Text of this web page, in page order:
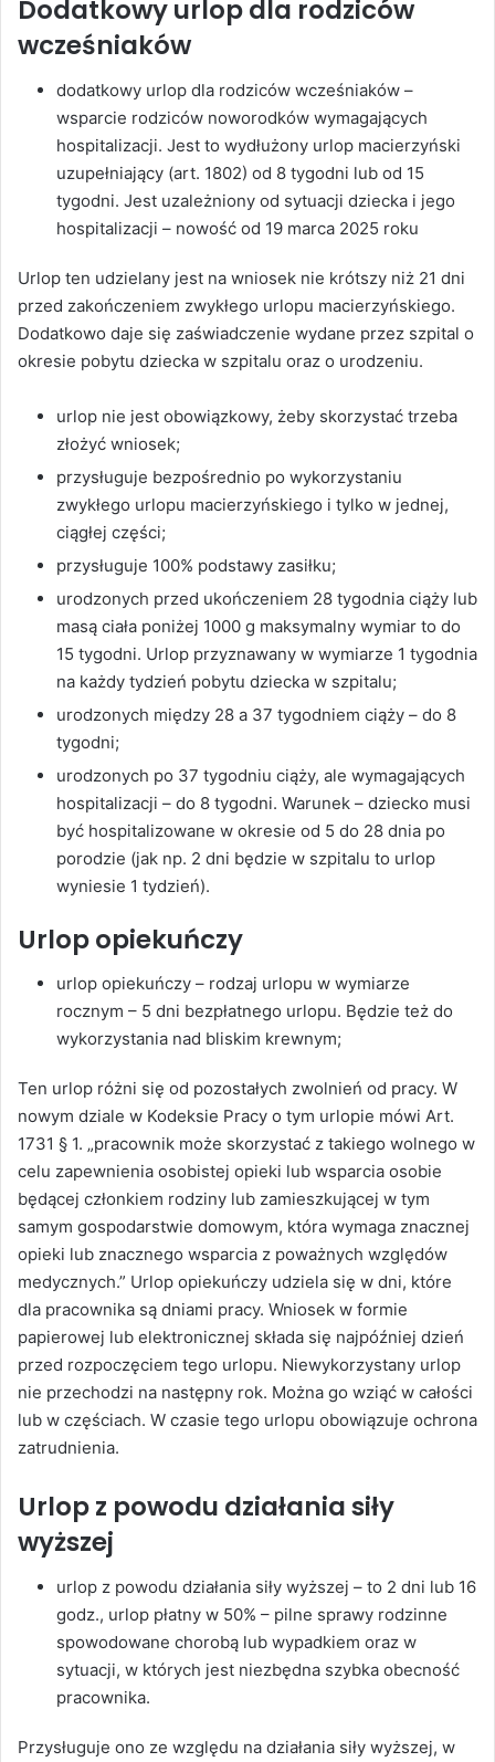
Dodatkowy urlop dla rodziców
wcześniaków
dodatkowy urlop dla rodziców wcześniaków –
wsparcie rodziców noworodków wymagających
hospitalizacji. Jest to wydłużony urlop macierzyński
uzupełniający (art. 1802) od 8 tygodni lub od 15
tygodni. Jest uzależniony od sytuacji dziecka i jego
hospitalizacji – nowość od 19 marca 2025 roku
Urlop ten udzielany jest na wniosek nie krótszy niż 21 dni
przed zakończeniem zwykłego urlopu macierzyńskiego.
Dodatkowo daje się zaświadczenie wydane przez szpital o
okresie pobytu dziecka w szpitalu oraz o urodzeniu.
urlop nie jest obowiązkowy, żeby skorzystać trzeba
złożyć wniosek;
przysługuje bezpośrednio po wykorzystaniu
zwykłego urlopu macierzyńskiego i tylko w jednej,
ciągłej części;
przysługuje 100% podstawy zasiłku;
urodzonych przed ukończeniem 28 tygodnia ciąży lub
masą ciała poniżej 1000 g maksymalny wymiar to do
15 tygodni. Urlop przyznawany w wymiarze 1 tygodnia
na każdy tydzień pobytu dziecka w szpitalu;
urodzonych między 28 a 37 tygodniem ciąży – do 8
tygodni;
urodzonych po 37 tygodniu ciąży, ale wymagających
hospitalizacji – do 8 tygodni. Warunek – dziecko musi
być hospitalizowane w okresie od 5 do 28 dnia po
porodzie (jak np. 2 dni będzie w szpitalu to urlop
wyniesie 1 tydzień).
Urlop opiekuńczy
urlop opiekuńczy – rodzaj urlopu w wymiarze
rocznym – 5 dni bezpłatnego urlopu. Będzie też do
wykorzystania nad bliskim krewnym;
Ten urlop różni się od pozostałych zwolnień od pracy. W
nowym dziale w Kodeksie Pracy o tym urlopie mówi Art.
1731 § 1. „pracownik może skorzystać z takiego wolnego w
celu zapewnienia osobistej opieki lub wsparcia osobie
będącej członkiem rodziny lub zamieszkującej w tym
samym gospodarstwie domowym, która wymaga znacznej
opieki lub znacznego wsparcia z poważnych względów
medycznych.” Urlop opiekuńczy udziela się w dni, które
dla pracownika są dniami pracy. Wniosek w formie
papierowej lub elektronicznej składa się najpóźniej dzień
przed rozpoczęciem tego urlopu. Niewykorzystany urlop
nie przechodzi na następny rok. Można go wziąć w całości
lub w częściach. W czasie tego urlopu obowiązuje ochrona
zatrudnienia.
Urlop z powodu działania siły
wyższej
urlop z powodu działania siły wyższej – to 2 dni lub 16
godz., urlop płatny w 50% – pilne sprawy rodzinne
spowodowane chorobą lub wypadkiem oraz w
sytuacji, w których jest niezbędna szybka obecność
pracownika.
Przysługuje ono ze względu na działania siły wyższej, w